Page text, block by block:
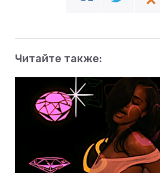
Читайте также: